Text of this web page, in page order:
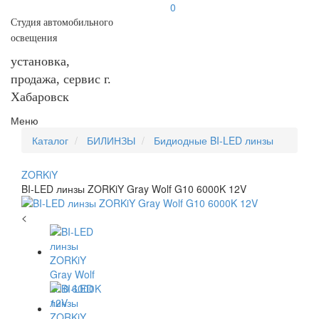
Студия автомобильного
освещения
установка,
продажа, сервис г.
Хабаровск
0
Меню
Каталог
БИЛИНЗЫ Бидиодные BI-LED линзы
ZORKiY
BI-LED линзы ZORKiY Gray Wolf G10 6000K 12V
<